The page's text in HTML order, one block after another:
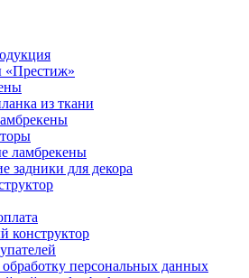
«Престиж»
из ткани
ламбрекены
задники для декора
конструктор
обработку персональных данных